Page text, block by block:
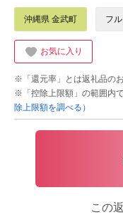
沖縄県 金武町 フ
お気に入り
※「還元率」とは返礼品の
※「控除上限額」の範囲内
除上限額を調べる）
この